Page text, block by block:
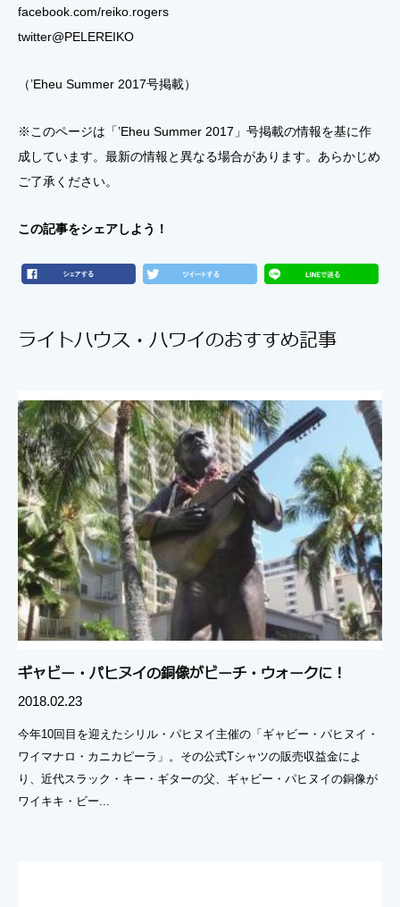
facebook.com/reiko.rogers
twitter@PELEREIKO
（’Eheu Summer 2017号掲載）
※このページは「’Eheu Summer 2017」号掲載の情報を基に作
成しています。最新の情報と異なる場合があります。あらかじめ
ご了承ください。
この記事をシェアしよう！
ライトハウス・ハワイのおすすめ記事
ギャビー・パヒヌイの銅像がビーチ・ウォークに！
2018.02.23
今年10回目を迎えたシリル・パヒヌイ主催の「ギャビー・パヒヌイ・
ワイマナロ・カニカピーラ」。その公式Tシャツの販売収益金によ
り、近代スラック・キー・ギターの父、ギャビー・パヒヌイの銅像が
ワイキキ・ビー...